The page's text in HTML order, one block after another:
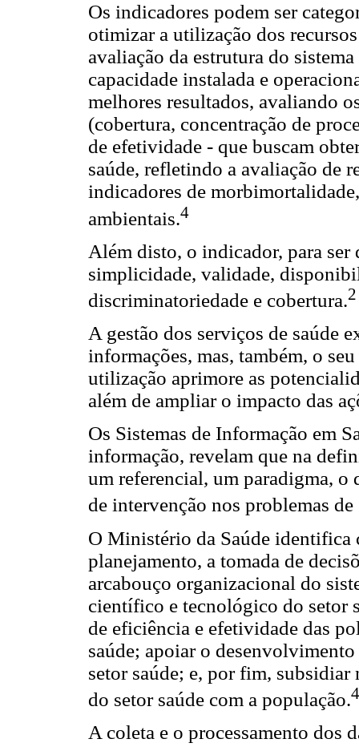
Os indicadores podem ser
otimizar a utilização dos
avaliação da estrutura do
capacidade instalada e
melhores resultados, avaliando
(cobertura, concentração de
de efetividade - que buscam
saúde, refletindo a avaliação de
indicadores de
ambientais.4
Além disto, o indicador, para ser
simplicidade, validade,
discriminatoriedade e cobertura.2
A gestão dos serviços de saúde
informações, mas, também, o
utilização aprimore as
além de ampliar o impacto das
Os Sistemas de Informação em
informação, revelam que na
um referencial, um paradigma, o
de intervenção nos problemas de
O Ministério da Saúde identifica
planejamento, a tomada de
arcabouço organizacional do
científico e tecnológico do setor
de eficiência e efetividade das
saúde; apoiar o
setor saúde; e, por fim, subsidiar
do setor saúde com a população.4
A coleta e o processamento dos